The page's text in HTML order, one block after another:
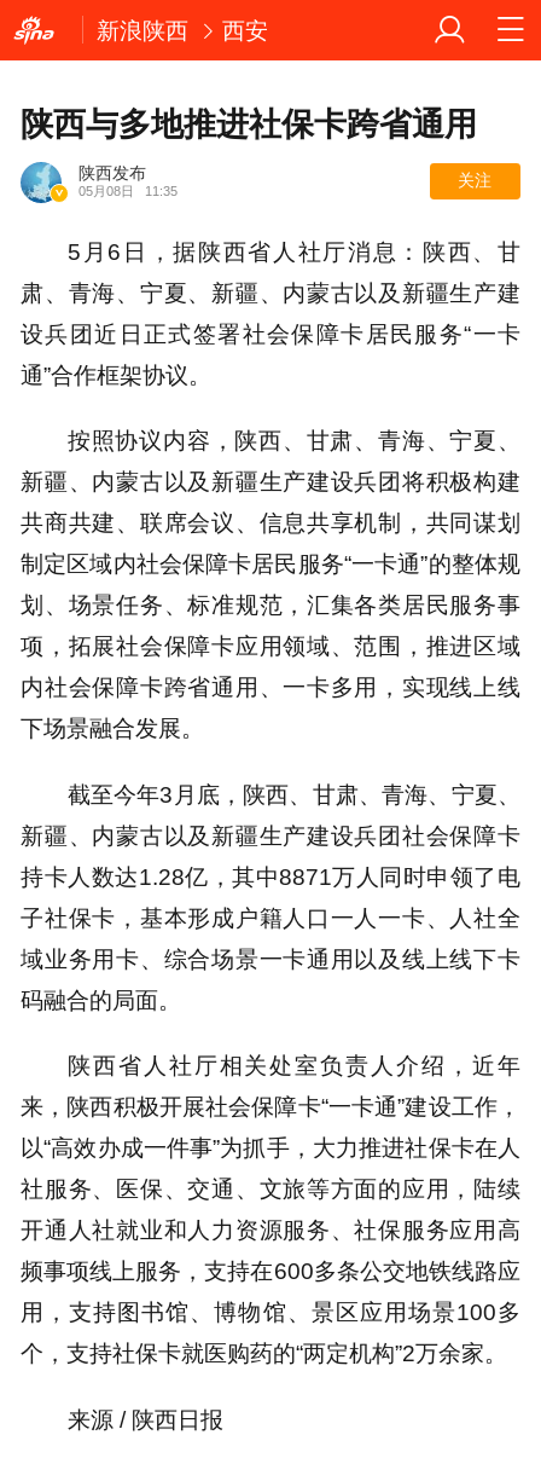
新浪陕西 西安
陕西与多地推进社保卡跨省通用
陕西发布
05月08日 11:35
关注
5月6日，据陕西省人社厅消息：陕西、甘
肃、青海、宁夏、新疆、内蒙古以及新疆生产建
设兵团近日正式签署社会保障卡居民服务“一卡
通”合作框架协议。
按照协议内容，陕西、甘肃、青海、宁夏、
新疆、内蒙古以及新疆生产建设兵团将积极构建
共商共建、联席会议、信息共享机制，共同谋划
制定区域内社会保障卡居民服务“一卡通”的整体规
划、场景任务、标准规范，汇集各类居民服务事
项，拓展社会保障卡应用领域、范围，推进区域
内社会保障卡跨省通用、一卡多用，实现线上线
下场景融合发展。
截至今年3月底，陕西、甘肃、青海、宁夏、
新疆、内蒙古以及新疆生产建设兵团社会保障卡
持卡人数达1.28亿，其中8871万人同时申领了电
子社保卡，基本形成户籍人口一人一卡、人社全
域业务用卡、综合场景一卡通用以及线上线下卡
码融合的局面。
陕西省人社厅相关处室负责人介绍，近年
来，陕西积极开展社会保障卡“一卡通”建设工作，
以“高效办成一件事”为抓手，大力推进社保卡在人
社服务、医保、交通、文旅等方面的应用，陆续
开通人社就业和人力资源服务、社保服务应用高
频事项线上服务，支持在600多条公交地铁线路应
用，支持图书馆、博物馆、景区应用场景100多
个，支持社保卡就医购药的“两定机构”2万余家。
来源 / 陕西日报